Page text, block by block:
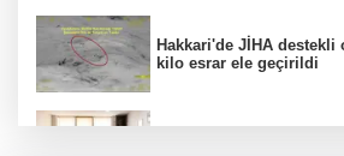
Hakkari'de JİHA destekli
kilo esrar ele geçirildi